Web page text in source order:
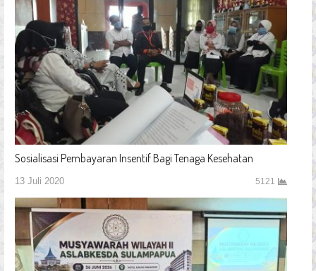
Sosialisasi Pembayaran Insentif Bagi Tenaga Kesehatan
13 Juli 2020 5121